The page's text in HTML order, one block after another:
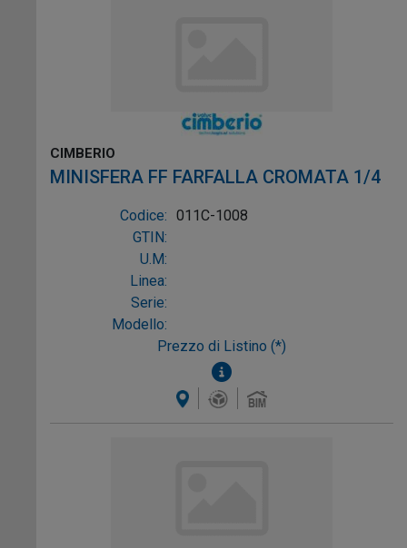
CIMBERIO
MINISFERA FF FARFALLA CROMATA 1/4
Codice: 011C-1008
GTIN:
U.M:
Linea:
Serie:
Modello:
Prezzo di Listino (*)